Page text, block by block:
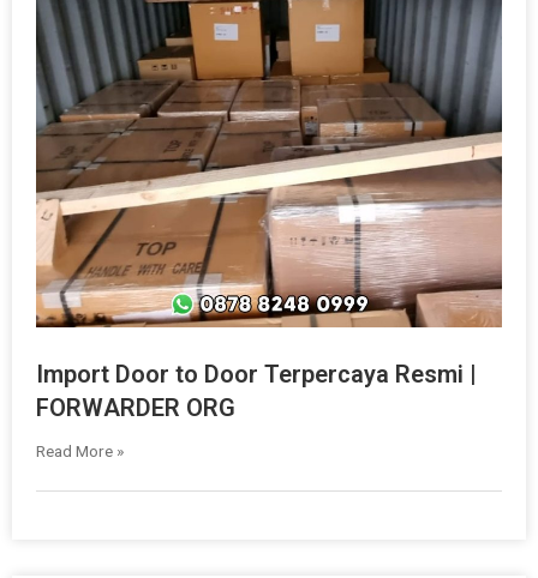
Import Door to Door Terpercaya Resmi |
FORWARDER ORG
Read More »